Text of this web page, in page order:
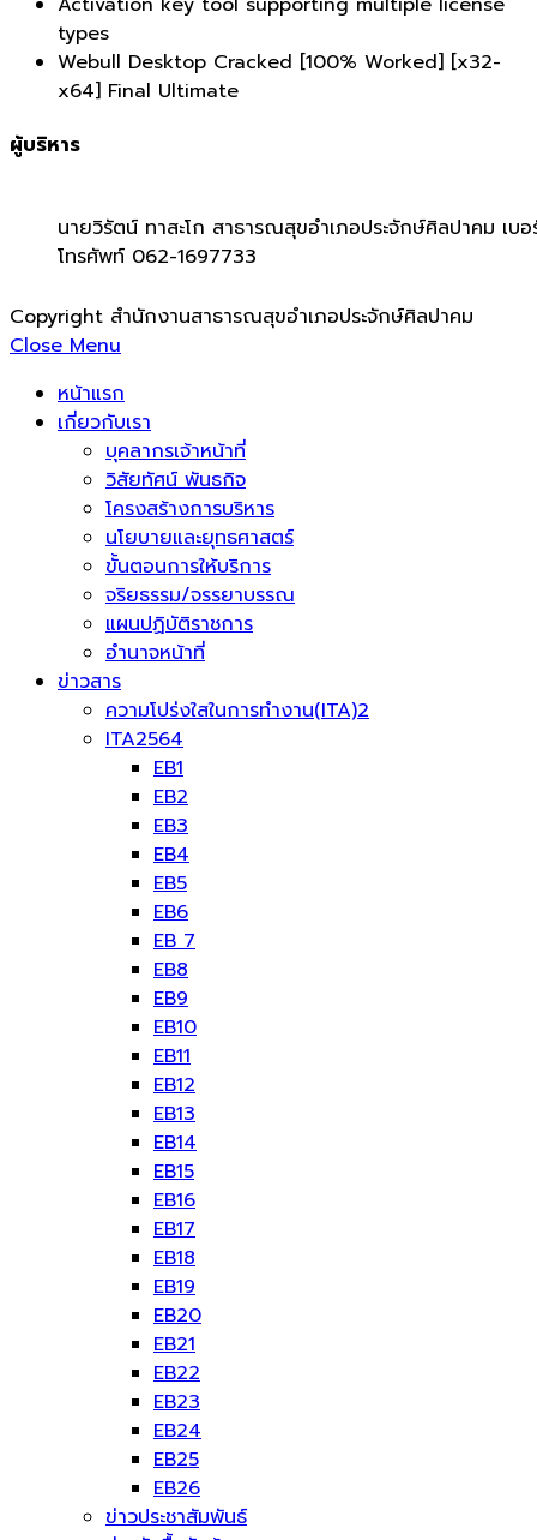
types
Webull Desktop Cracked [100% Worked] [x32-
x64] Final Ultimate
ผู้บริหาร
นายวิรัตน์ ทาสะโก สาธารณสุขอำเภอประจักษ์ศิลปาคม เบอ
โทรศัพท์ 062-1697733
Copyright สำนักงานสาธารณสุขอำเภอประจักษ์ศิลปาคม
Close Menu
หน้าแรก
เกี่ยวกับเรา
บุคลากรเจ้าหน้าที่
วิสัยทัศน์ พันธกิจ
โครงสร้างการบริหาร
นโยบายและยุทธศาสตร์
ขั้นตอนการให้บริการ
จริยธรรม/จรรยาบรรณ
แผนปฏิบัติราชการ
อำนาจหน้าที่
ข่าวสาร
ความโปร่งใสในการทำงาน(ITA)2
ITA2564
EB1
EB2
EB3
EB4
EB5
EB6
EB 7
EB8
EB9
EB10
EB11
EB12
EB13
EB14
EB15
EB16
EB17
EB18
EB19
EB20
EB21
EB22
EB23
EB24
EB25
EB26
ข่าวประชาสัมพันธ์